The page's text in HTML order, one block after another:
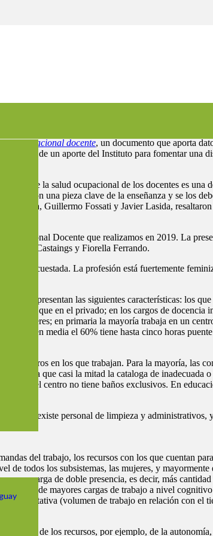
en la salud
ocupacional docente, un documento que aporta
trata de un aporte del Instituto para fomentar una
de la salud ocupacional de los docentes es una
son una pieza clave de la enseñanza y se los
Guillermo Fossati y Javier Lasida,
Docente que realizamos en 2019. La
Castaings y Fiorella Ferrando.
encuestada. La profesión está fuertemente
presentan las siguientes características: los
centros que en el privado; en los cargos de
mujeres; en primaria la mayoría trabaja en un
en media el 60% tiene hasta cinco horas
los centros en los que trabajan. Para la mayoría, las
ya que casi la mitad la cataloga de
que el centro no tiene baños exclusivos. En
centro existe personal de limpieza y
del trabajo, los recursos con los que cuentan
de todos los subsistemas, las mujeres, y
carga de doble presencia, es decir, más
de mayores cargas de trabajo a nivel
cuantitativa (volumen de trabajo en relación con el
algunos de los recursos, por ejemplo, de la